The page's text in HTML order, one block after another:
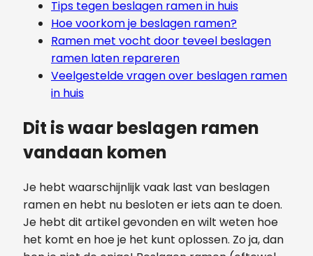
Tips tegen beslagen ramen in huis
Hoe voorkom je beslagen ramen?
Ramen met vocht door teveel beslagen
ramen laten repareren
Veelgestelde vragen over beslagen ramen
in huis
Dit is waar beslagen ramen
vandaan komen
Je hebt waarschijnlijk vaak last van beslagen
ramen en hebt nu besloten er iets aan te doen.
Je hebt dit artikel gevonden en wilt weten hoe
het komt en hoe je het kunt oplossen. Zo ja, dan